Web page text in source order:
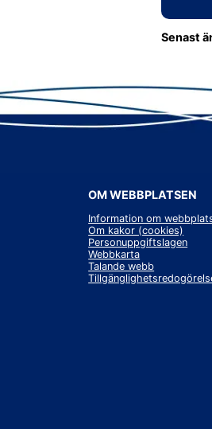
Senast
webbplats, öppnas i nytt fönster.
OM WEBBPLATSEN
Information om
Om kakor (cookies)
Personuppgiftslagen
Webbkarta
Talande webb